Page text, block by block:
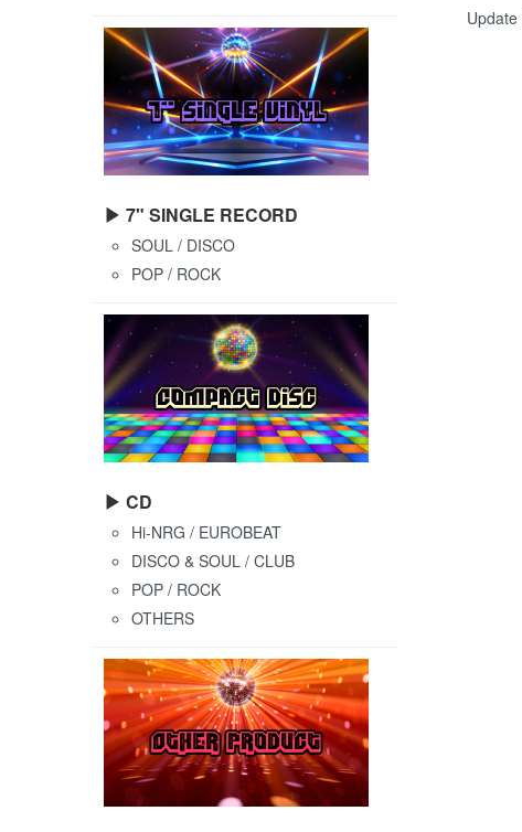
▶ 7" SINGLE RECORD
SOUL / DISCO
POP / ROCK
▶ CD
Hi-NRG / EUROBEAT
DISCO & SOUL / CLUB
POP / ROCK
OTHERS